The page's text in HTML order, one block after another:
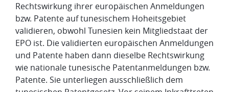
Rechtswirkung ihrer europäischen Anmeldungen
bzw. Patente auf tunesischem Hoheitsgebiet
validieren, obwohl Tunesien kein Mitgliedstaat der
EPO ist. Die validierten europäischen Anmeldungen
und Patente haben dann dieselbe Rechtswirkung
wie nationale tunesische Patentanmeldungen bzw.
Patente. Sie unterliegen ausschließlich dem